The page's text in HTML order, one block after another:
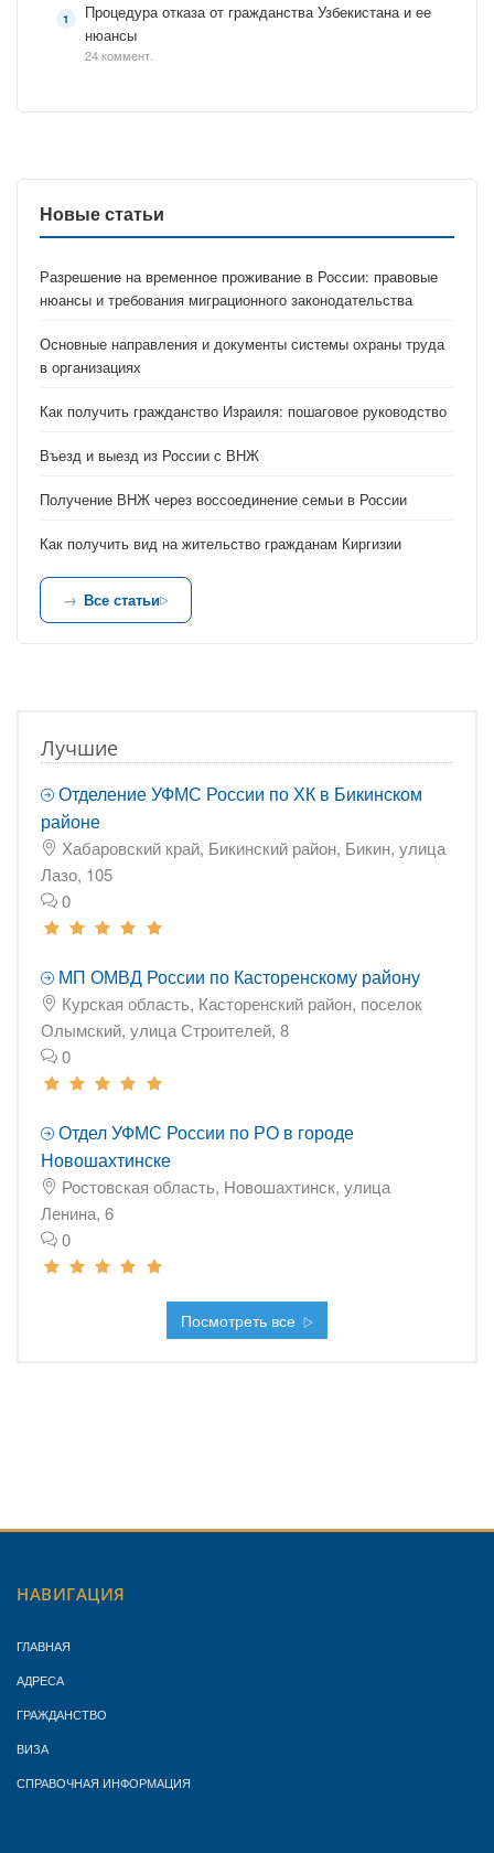
Процедура отказа от гражданства Узбекистана и ее
нюансы
24 коммент.
Новые статьи
Разрешение на временное проживание в России: правовые
нюансы и требования миграционного законодательства
Основные направления и документы системы охраны труда
в организациях
Как получить гражданство Израиля: пошаговое руководство
Въезд и выезд из России с ВНЖ
Получение ВНЖ через воссоединение семьи в России
Как получить вид на жительство гражданам Киргизии
Все статьи
Лучшие
Отделение УФМС России по ХК в Бикинском
районе
Хабаровский край, Бикинский район, Бикин, улица
Лазо, 105
0
МП ОМВД России по Касторенскому району
Курская область, Касторенский район, поселок
Олымский, улица Строителей, 8
0
Отдел УФМС России по РО в городе
Новошахтинске
Ростовская область, Новошахтинск, улица
Ленина, 6
0
Посмотреть все
НАВИГАЦИЯ
ГЛАВНАЯ
АДРЕСА
ГРАЖДАНСТВО
ВИЗА
СПРАВОЧНАЯ ИНФОРМАЦИЯ